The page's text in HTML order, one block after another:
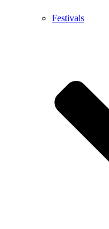
Festivals